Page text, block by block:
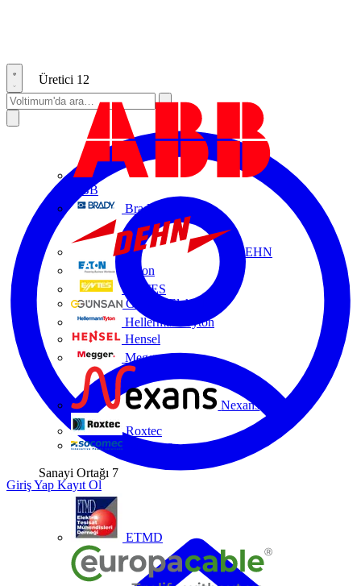
Üretici 12
ABB
Brady
DEHN
Eaton
ENTES
Günsan Elektrik
HellermannTyton
Hensel
Megger
Nexans
Roxtec
Socomec
Sanayi Ortağı 7
ETMD
Giriş Yap Kayıt Ol